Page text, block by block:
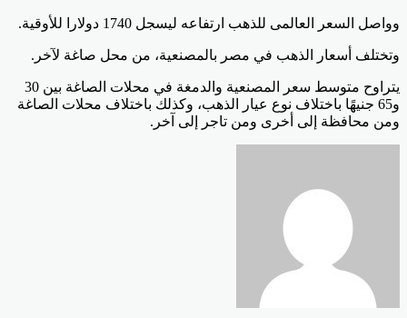
وواصل السعر العالمى للذهب ارتفاعه ليسجل 1740 دولارا للأوقية.
وتختلف أسعار الذهب في مصر بالمصنعية، من محل صاغة لآخر.
يتراوح متوسط سعر المصنعية والدمغة في محلات الصاغة بين 30
و65 جنيهًا باختلاف نوع عيار الذهب، وكذلك باختلاف محلات الصاغة
ومن محافظة إلى أخرى ومن تاجر إلى آخر.